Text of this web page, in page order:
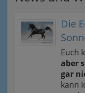
Die
Euch
aber
gar
kann